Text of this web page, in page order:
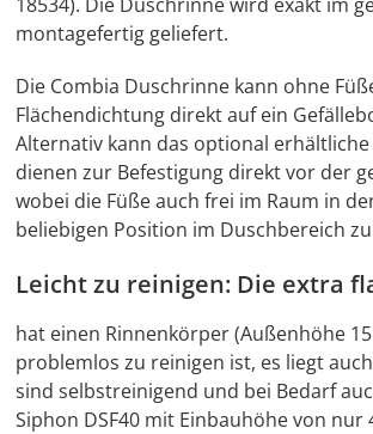
montagefertig geliefert.
Die Combia Duschrinne kann ohne
Flächendichtung direkt auf ein
Alternativ kann das optional erhältliche
dienen zur Befestigung direkt vor der
wobei die Füße auch frei im Raum in
beliebigen Position im Duschbereich
Leicht zu reinigen: Die extra
hat einen Rinnenkörper (Außenhöhe
problemlos zu reinigen ist, es liegt
sind selbstreinigend und bei Bedarf
Siphon DSF40 mit Einbauhöhe von